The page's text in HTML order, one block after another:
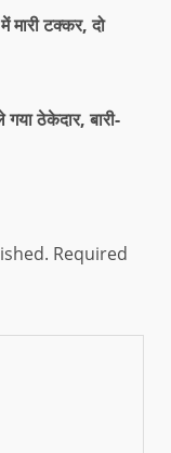
मारी टक्कर, दो
ठेकेदार, बारी-
Required